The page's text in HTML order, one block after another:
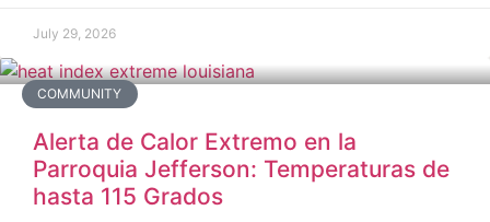
July 29, 2026
COMMUNITY
Alerta de Calor Extremo en la
Parroquia Jefferson: Temperaturas de
hasta 115 Grados